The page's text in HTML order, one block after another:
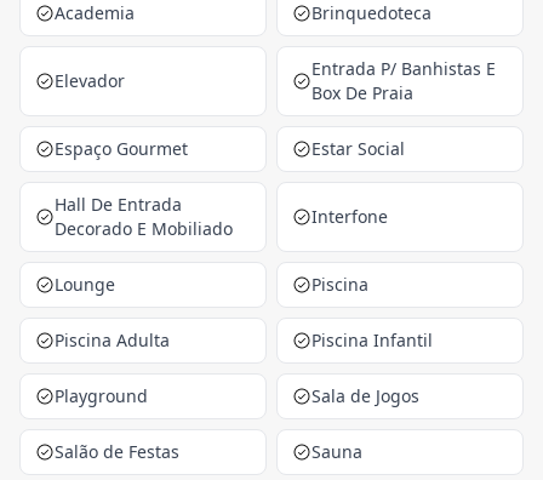
Academia Brinquedoteca
Elevador
Entrada P/ Banhistas E
Box De Praia
Espaço Gourmet Estar Social
Hall De Entrada
Decorado E Mobiliado
Interfone
Lounge Piscina
Piscina Adulta Piscina Infantil
Playground Sala de Jogos
Salão de Festas Sauna